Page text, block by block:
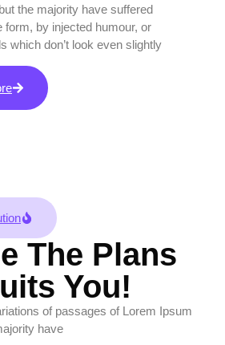
the majority have suffered
form, by injected humour, or
which don’t look even slightly
The Plans
You!
of passages of Lorem Ipsum
have